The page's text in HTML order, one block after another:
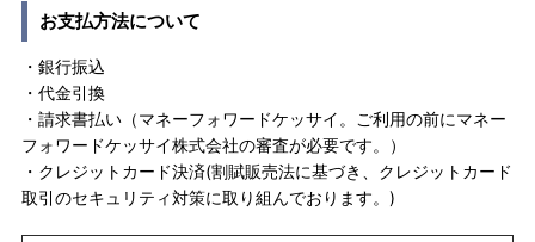
お支払方法について
・銀行振込
・代金引換
・請求書払い（マネーフォワードケッサイ。ご利用の前にマネー
フォワードケッサイ株式会社の審査が必要です。）
・クレジットカード決済(割賦販売法に基づき、クレジットカード
取引のセキュリティ対策に取り組んでおります。)